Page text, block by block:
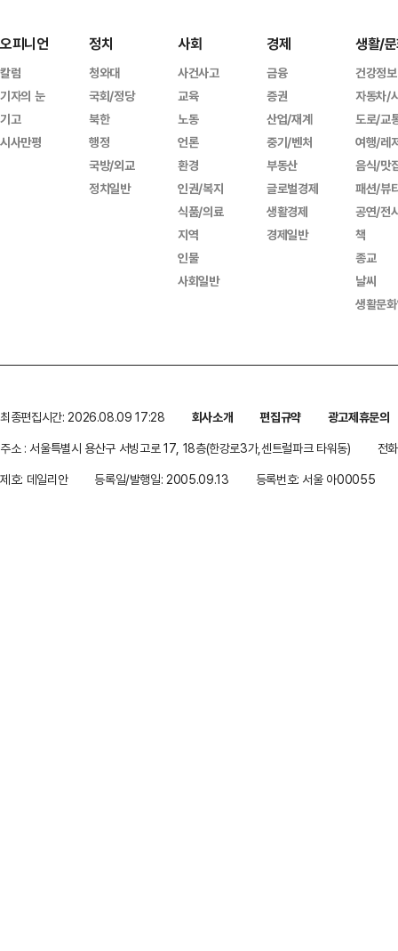
오피니언
칼럼
기자의 눈
기고
시사만평
정치
청와대
국회/정당
북한
행정
국방/외교
정치일반
사회
사건사고
교육
노동
언론
환경
인권/복지
식품/의료
지역
인물
사회일반
경제
금융
증권
산업/재계
중기/벤처
부동산
글로벌경제
생활경제
경제일반
생활/
건강정보
자동차/
도로/교
여행/레
음식/맛
패션/뷰
공연/전
책
종교
날씨
생활문
최종편집시간: 2026.08.09 17:28 회사소개 편집규약
광고제휴문의
주소 : 서울특별시 용산구 서빙고로 17, 18층(한강로3가,센트럴파크 타워동)
전
제호: 데일리안
등록일/발행일: 2005.09.13 등록번호: 서울 아00055